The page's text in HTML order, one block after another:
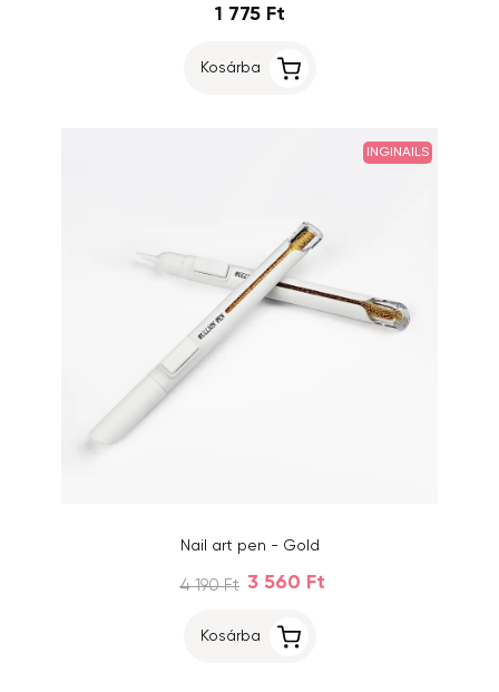
1 775 Ft
Kosárba
INGINAILS
Nail art pen - Gold
4 190 Ft 3 560 Ft
Kosárba